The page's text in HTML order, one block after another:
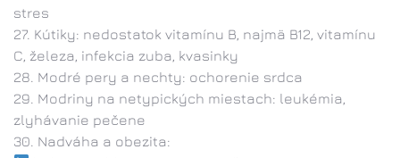
stres
Kútiky: nedostatok vitamínu B, najmä B12, vitamínu
C, železa, infekcia zuba, kvasinky
Modré pery a nechty: ochorenie srdca
Modriny na netypických miestach: leukémia,
zlyhávanie pečene
Nadváha a obezita: